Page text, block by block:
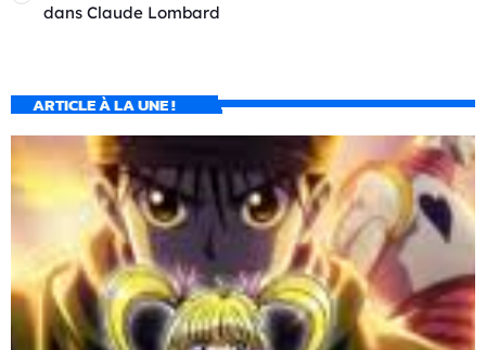
dans Claude Lombard
ARTICLE À LA UNE !